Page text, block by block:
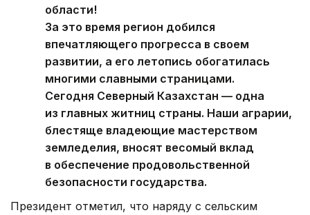
области!
За это время регион добился
впечатляющего прогресса в своем
развитии, а его летопись обогатилась
многими славными страницами.
Сегодня Северный Казахстан — одна
из главных житниц страны. Наши аграрии,
блестяще владеющие мастерством
земледелия, вносят весомый вклад
в обеспечение продовольственной
безопасности государства.
Президент отметил, что наряду с сельским